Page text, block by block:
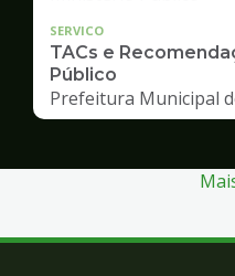
SERVICO
TACs e
Público
Prefeitura Municipal